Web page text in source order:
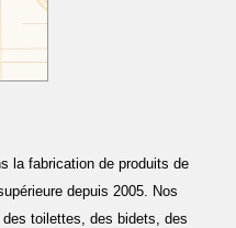
la fabrication de produits de
depuis 2005. Nos
toilettes, des bidets, des